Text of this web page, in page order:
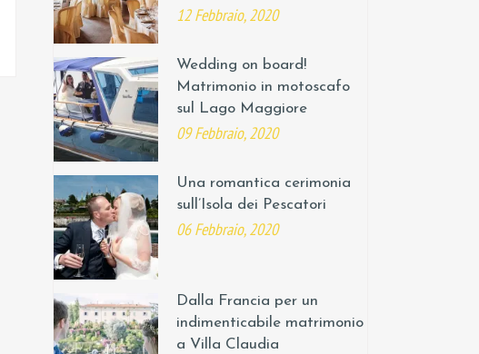
12 Febbraio, 2020
Wedding on board!
Matrimonio in motoscafo
sul Lago Maggiore
09 Febbraio, 2020
Una romantica cerimonia
sull’Isola dei Pescatori
06 Febbraio, 2020
Dalla Francia per un
indimenticabile matrimonio
a Villa Claudia